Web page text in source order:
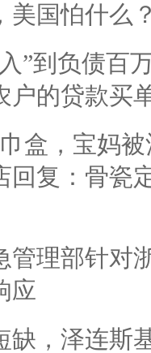
美国怕什么
”到负债百
户的贷款买
盒，宝妈
回复：骨瓷
管理部针对
应
缺，泽连斯